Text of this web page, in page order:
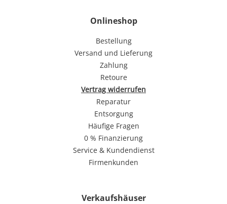
Onlineshop
Bestellung
Versand und Lieferung
Zahlung
Retoure
Vertrag widerrufen
Reparatur
Entsorgung
Häufige Fragen
0 % Finanzierung
Service & Kundendienst
Firmenkunden
Verkaufshäuser